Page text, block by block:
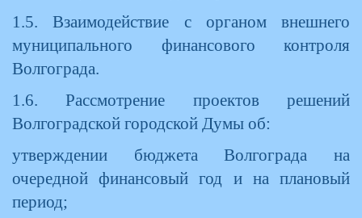
1.5. Взаимодействие с органом внешнего
муниципального финансового контроля
Волгограда.
1.6. Рассмотрение проектов решений
Волгоградской городской Думы об:
утверждении бюджета Волгограда на
очередной финансовый год и на плановый
период;